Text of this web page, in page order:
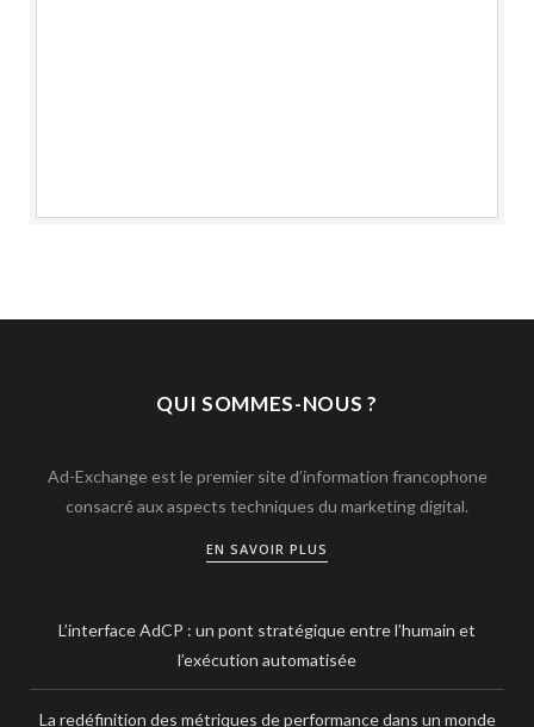
QUI SOMMES-NOUS ?
Ad-Exchange est le premier site d’information francophone
consacré aux aspects techniques du marketing digital.
EN SAVOIR PLUS
L’interface AdCP : un pont stratégique entre l’humain et
l’exécution automatisée
La redéfinition des métriques de performance dans un monde